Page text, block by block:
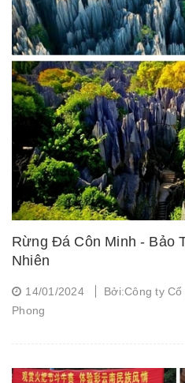
Rừng Đá Côn Minh - Bảo
Nhiên
14/01/2024
Bởi:Công ty
Phong